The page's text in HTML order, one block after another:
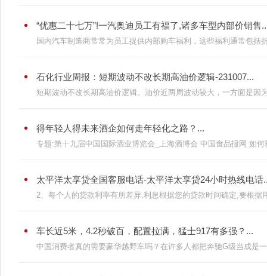
“优惠二十七万”!一汽奥迪员工有福了,诸多车型内部价销售
国内汽车制造商常常为员工提供内部购车福利，这些福利通常包括
石化行业周报：短期波动不改长期高油价逻辑-231007...
短期波动不改长期高油价逻辑。油价近两周波动较大，一方面是因
得年轻人得未来酒企如何走年轻化之路？...
专题:第十九届中国国际酒业博览会_上海酒博会 中国食品报网 如何
太平洋太享贷全国客服电话-太平洋太享贷24小时热线电话
2、每个人的贷款利率有所差异,利息根据您的贷款时间确定,要根据
车长近5米，4.2秒破百，配置拉满，猛士917有多强？...
中国消费者真的需要豪华越野车吗？在许多人都把奔驰G级当成是